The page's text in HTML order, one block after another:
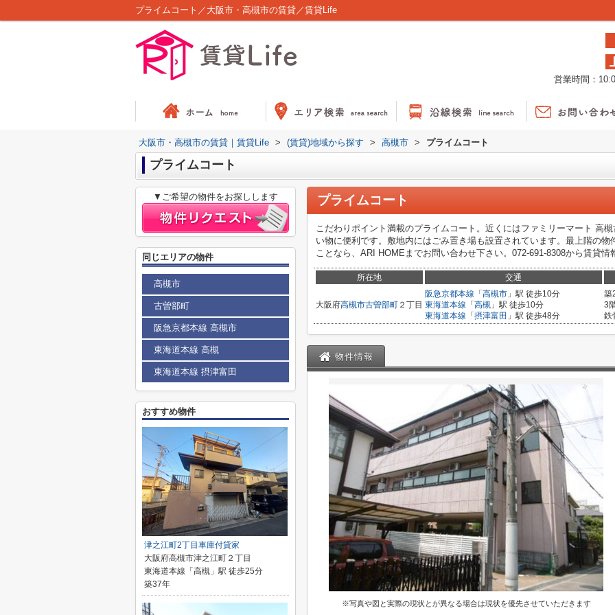
プライムコート／大阪市・高槻市の賃貸／賃貸Life
営業時間：
大阪市・高槻市の賃貸｜賃貸Life > (賃貸)地域から探す > 高槻市 > プライムコート
プライムコート
プライムコート
こだわりポイント満載のプライムコート。近くにはファミリーマート 高
い物に便利です。敷地内にはごみ置き場も設置されています。最上階の
ことなら、ARI HOMEまでお問い合わせ下さい。072-691-8308から賃貸
所在地 交通
大阪府高槻市古曽部町 ２丁目
阪急京都本線 「 高槻市 」駅 徒歩10分
東海道本線 「 高槻 」駅 徒歩10分
東海道本線 「 摂津富田 」駅 徒歩48分
築
3
鉄
物件情報
※写真や図と実際の現状とが異なる場合は現状を優先させていただきます
▼ご希望の物件をお探しします
同じエリアの物件
高槻市
古曽部町
阪急京都本線 高槻市
東海道本線 高槻
東海道本線 摂津富田
おすすめ物件
津之江町2丁目車庫付貸家
大阪府高槻市津之江町２丁目
東海道本線「高槻」駅 徒歩25分
築37年